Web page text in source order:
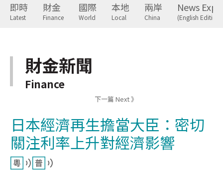
即時
Latest
財金
Finance
國際
World
本地
Local
兩岸
China
News
(English Edition)
財金新聞
Finance
下一篇 Next 》
日本經濟再生擔當大臣：密切
關注利率上升對經濟影響